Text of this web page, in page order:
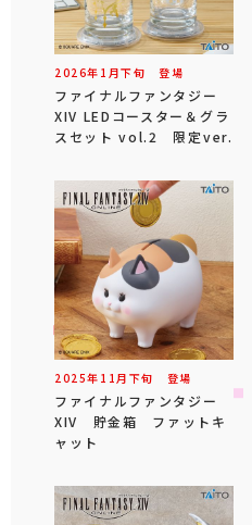
2026年 1 月下旬 登場
ファイナルファンタジー
XIV LEDコースター＆グラ
スセット vol.2 限定ver.
2025年 11 月 下旬 登場
ファイナルファンタジー
XIV 貯金箱 ファットキ
ャット